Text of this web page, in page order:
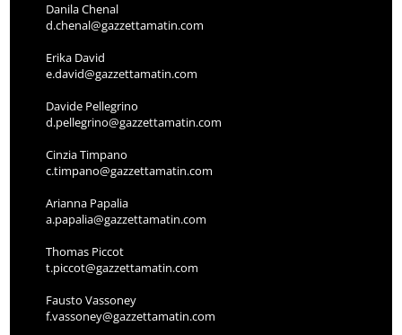
Danila Chenal
d.chenal@gazzettamatin.com
Erika David
e.david@gazzettamatin.com
Davide Pellegrino
d.pellegrino@gazzettamatin.com
Cinzia Timpano
c.timpano@gazzettamatin.com
Arianna Papalia
a.papalia@gazzettamatin.com
Thomas Piccot
t.piccot@gazzettamatin.com
Fausto Vassoney
f.vassoney@gazzettamatin.com